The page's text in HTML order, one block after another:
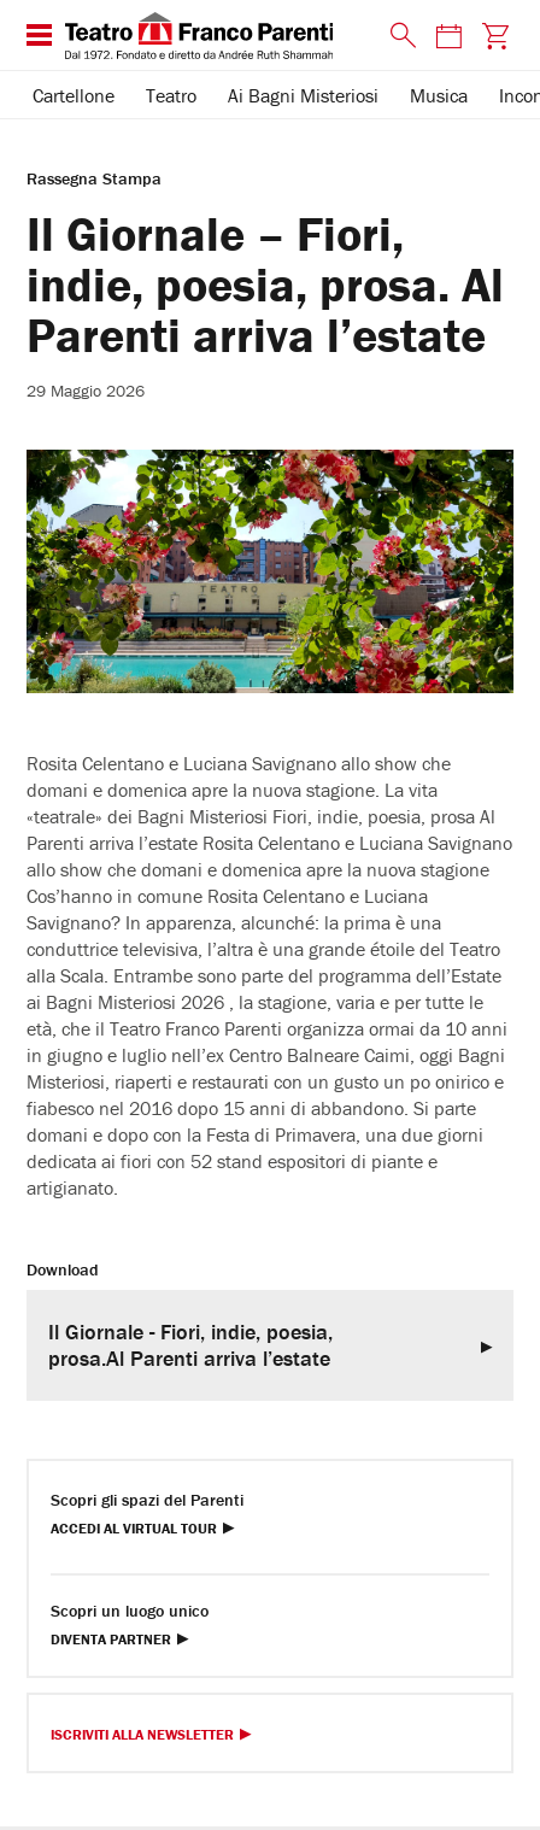
Cartellone Teatro Ai Bagni Misteriosi Musica
Rassegna Stampa
Il Giornale – Fiori,
indie, poesia, prosa. Al
Parenti arriva l’estate
29 Maggio 2026
Rosita Celentano e Luciana Savignano allo show che
domani e domenica apre la nuova stagione. La vita
«teatrale» dei Bagni Misteriosi Fiori, indie, poesia, prosa Al
Parenti arriva l’estate Rosita Celentano e Luciana Savignano
allo show che domani e domenica apre la nuova stagione
Cos’hanno in comune Rosita Celentano e Luciana
Savignano? In apparenza, alcunché: la prima è una
conduttrice televisiva, l’altra è una grande étoile del Teatro
alla Scala. Entrambe sono parte del programma dell’Estate
ai Bagni Misteriosi 2026 , la stagione, varia e per tutte le
età, che il Teatro Franco Parenti organizza ormai da 10 anni
in giugno e luglio nell’ex Centro Balneare Caimi, oggi Bagni
Misteriosi, riaperti e restaurati con un gusto un po onirico e
fiabesco nel 2016 dopo 15 anni di abbandono. Si parte
domani e dopo con la Festa di Primavera, una due giorni
dedicata ai fiori con 52 stand espositori di piante e
artigianato.
Download
Il Giornale - Fiori, indie, poesia,
prosa.Al Parenti arriva l’estate
Scopri gli spazi del Parenti
ACCEDI AL VIRTUAL TOUR
Scopri un luogo unico
DIVENTA PARTNER
ISCRIVITI ALLA NEWSLETTER